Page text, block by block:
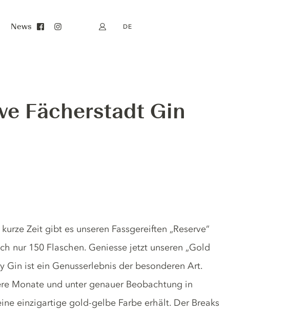
News Mein Konto
DE
Fächerstadt Gin
Zeit gibt es unseren Fassgereiften „Reserve“
nur 150 Flaschen. Geniesse jetzt unseren „Gold
Gin ist ein Genusserlebnis der besonderen Art.
Monate und unter genauer Beobachtung in
einzigartige gold-gelbe Farbe erhält. Der Breaks